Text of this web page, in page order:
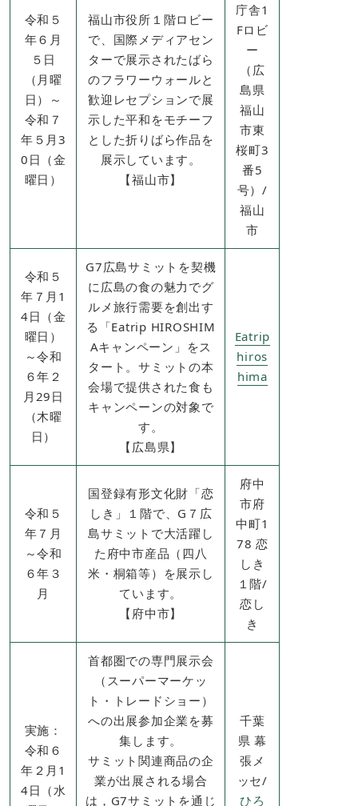
令和５
年６月
５日
（月曜
日）～
令和７
年５月3
0日（金
曜日）​
福山市役所１階ロビー
で、国際メディアセン
ターで展示されたばら
のフラワーウォールと
歓迎レセプションで展
示した平和をモチーフ
とした折りばら作品を
展示しています。
【福山市​】
庁舎1
Fロビ
ー
（広
島県
福山
市東
桜町3
番5
号）/
​​福山
市​
令和５
年７月1
4日（金
曜日）
～令和
６年２
月29日
（木曜
日）
G7広島サミットを契機
に広島の食の魅力でグ
ルメ旅行需要を創出す
る「Eatrip HIROSHIM
Aキャンペーン」をス
タート。サミットの本
会場で提供された食も
キャンペーンの対象で
す。
​【広島県】
Eatrip
hiros
hima
令和５
年７月
～令和
６年３
月
国登録有形文化財「恋
しき」１階で、G７広
島サミットで大活躍し
た府中市産品（四八
米・桐箱等）を展示し
ています。
​【府中市】
府中
市府
中町1
78 恋
しき
１階/
​恋し
き
実施：
令和６
年２月1
4日（水
首都圏での専門展示会
（スーパーマーケッ
ト・トレードショー）
への出展参加企業を募
集します。
サミット関連商品の企
業が出展される場合
は，G7サミットを通じ
千葉
県 幕
張メ
ッセ/
ひろ